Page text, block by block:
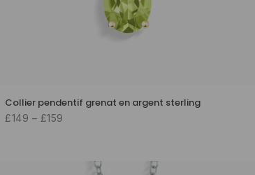
Collier pendentif grenat en argent sterling
£149 – £159